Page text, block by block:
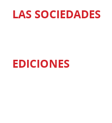
LAS SOCIEDADES
EDICIONES